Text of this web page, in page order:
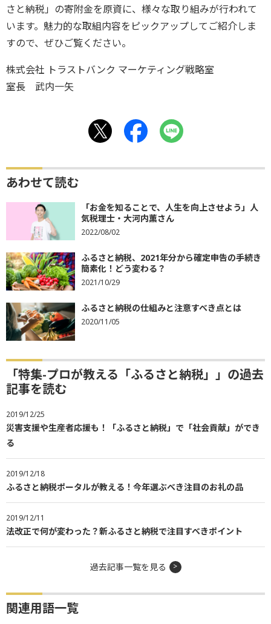
さと納税」の寄附金を原資に、様々な取り組みが行われて
います。魅力的な取組内容をピックアップしてご紹介しま
すので、ぜひご覧ください。
株式会社 トラストバンク マーケティング戦略室
室長 武内一矢
あわせて読む
「お金を知ることで、人生を向上させよう」人
気税理士・大河内薫さん
2022/08/02
ふるさと納税、2021年分から確定申告の手続き
簡素化！どう変わる？
2021/10/29
ふるさと納税の仕組みと注意すべき点とは
2020/11/05
「特集-プロが教える「ふるさと納税」」の過去
記事を読む
2019/12/25
災害支援や生産者応援も！「ふるさと納税」で「社会貢献」ができ
る
2019/12/18
ふるさと納税ポータルが教える！今年選ぶべき注目のお礼の品
2019/12/11
法改正で何が変わった？新ふるさと納税で注目すべきポイント
過去記事一覧を見る
関連用語一覧